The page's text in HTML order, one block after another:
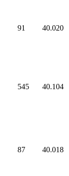
91 40.020
545 40.104
87 40.018